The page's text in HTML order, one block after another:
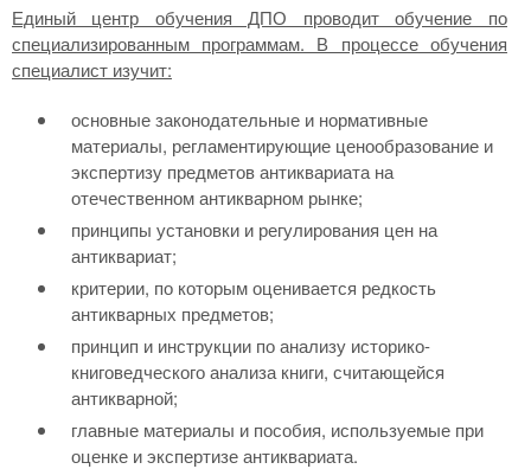
Единый центр обучения ДПО проводит обучение по
специализированным программам. В процессе обучения
специалист изучит:
основные законодательные и нормативные
материалы, регламентирующие ценообразование и
экспертизу предметов антиквариата на
отечественном антикварном рынке;
принципы установки и регулирования цен на
антиквариат;
критерии, по которым оценивается редкость
антикварных предметов;
принцип и инструкции по анализу историко-
книговедческого анализа книги, считающейся
антикварной;
главные материалы и пособия, используемые при
оценке и экспертизе антиквариата.